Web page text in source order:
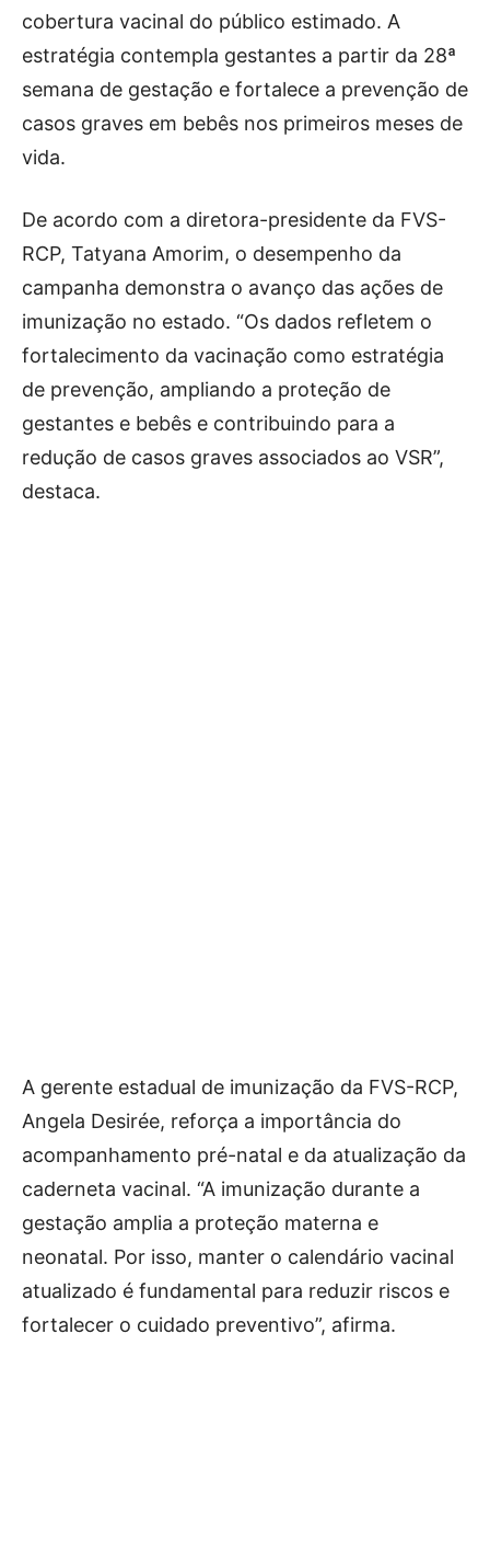
cobertura vacinal do público estimado. A
estratégia contempla gestantes a partir da 28ª
semana de gestação e fortalece a prevenção de
casos graves em bebês nos primeiros meses de
vida.
De acordo com a diretora-presidente da FVS-
RCP, Tatyana Amorim, o desempenho da
campanha demonstra o avanço das ações de
imunização no estado. “Os dados refletem o
fortalecimento da vacinação como estratégia
de prevenção, ampliando a proteção de
gestantes e bebês e contribuindo para a
redução de casos graves associados ao VSR”,
destaca.
A gerente estadual de imunização da FVS-RCP,
Angela Desirée, reforça a importância do
acompanhamento pré-natal e da atualização da
caderneta vacinal. “A imunização durante a
gestação amplia a proteção materna e
neonatal. Por isso, manter o calendário vacinal
atualizado é fundamental para reduzir riscos e
fortalecer o cuidado preventivo”, afirma.